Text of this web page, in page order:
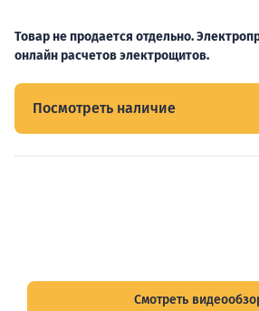
Товар не продается отдельно.
онлайн расчетов электрощитов.
Посмотреть наличие
Смотреть